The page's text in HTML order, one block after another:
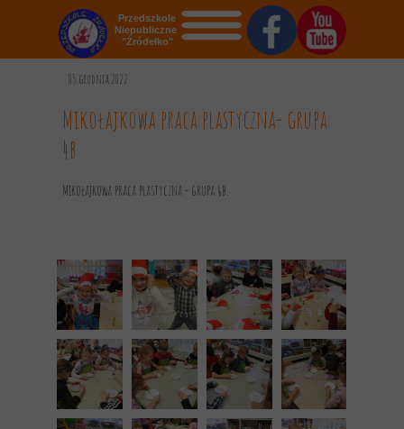
STRONA GŁÓWNA
OGŁOSZENIA
GALERIA
KONTAKT
DOKUMENTY
Przedszkole
Niepubliczne
"Źródełko"
05 grudnia 2022
Mikołajkowa praca plastyczna- grupa
4b
Mikołajkowa praca plastyczna - grupa 4b.